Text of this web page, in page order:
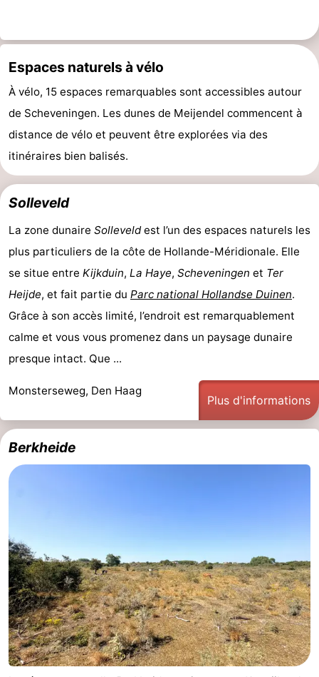
Espaces naturels à vélo
À vélo, 15 espaces remarquables sont accessibles autour
de Scheveningen. Les dunes de Meijendel commencent à
distance de vélo et peuvent être explorées via des
itinéraires bien balisés.
Solleveld
La zone dunaire Solleveldest l’un des espaces naturels les
plus particuliers de la côte de Hollande-Méridionale. Elle
se situe entre Kijkduin, La Haye, Scheveningen et Ter
Heijde, et fait partie du Parc national Hollandse Duinen.
Grâce à son accès limité, l’endroit est remarquablement
calme et vous vous promenez dans un paysage dunaire
presque intact. Que ...
Monsterseweg, Den Haag
Plus d'informations
Berkheide